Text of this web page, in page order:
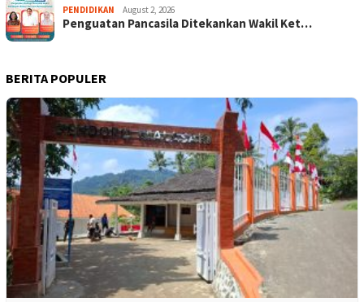
PENDIDIKAN August 2, 2026
Penguatan Pancasila Ditekankan Wakil Ket…
BERITA POPULER